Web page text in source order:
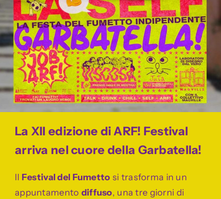
Storia
Contatti
Il mio account
La XII edizione di ARF! Festival
arriva nel cuore della Garbatella!
Il Festival del Fumetto si trasforma in un
appuntamento diffuso, una tre giorni di